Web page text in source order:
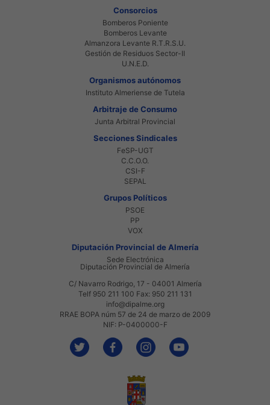
Consorcios
Bomberos Poniente
Bomberos Levante
Almanzora Levante R.T.R.S.U.
Gestión de Residuos Sector-II
U.N.E.D.
Organismos autónomos
Instituto Almeriense de Tutela
Arbitraje de Consumo
Junta Arbitral Provincial
Secciones Sindicales
FeSP-UGT
C.C.O.O.
CSI-F
SEPAL
Grupos Políticos
PSOE
PP
VOX
Diputación Provincial de Almería
Sede Electrónica
Diputación Provincial de Almería
C/ Navarro Rodrigo, 17 - 04001 Almería
Telf 950 211 100 Fax: 950 211 131
info@dipalme.org
RRAE BOPA núm 57 de 24 de marzo de 2009
NIF: P-0400000-F